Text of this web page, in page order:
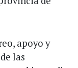
apoyo y
las